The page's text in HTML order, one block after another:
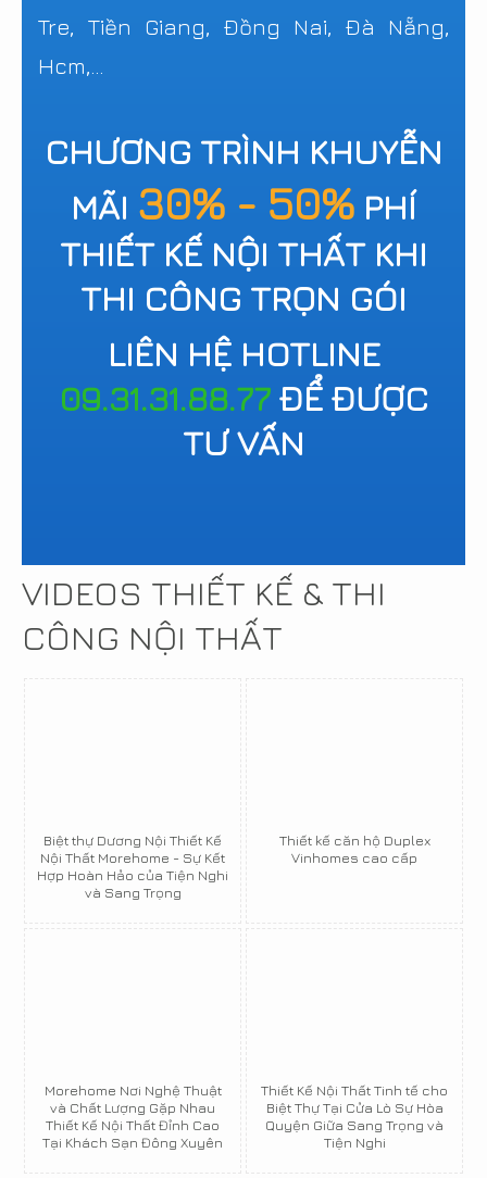
Tre, Tiền Giang, Đồng Nai, Đà Nẵng,
Hcm,...
CHƯƠNG TRÌNH KHUYỄN
MÃI 30% - 50% PHÍ
THIẾT KẾ NỘI THẤT KHI
THI CÔNG TRỌN GÓI
LIÊN HỆ HOTLINE
09.31.31.88.77ĐỂ ĐƯỢC
TƯ VẤN
VIDEOS THIẾT KẾ & THI
CÔNG NỘI THẤT
Biệt thự Dương Nội Thiết Kế
Nội Thất Morehome - Sự Kết
Hợp Hoàn Hảo của Tiện Nghi
và Sang Trọng
Thiết kế căn hộ Duplex
Vinhomes cao cấp
Morehome Nơi Nghệ Thuật
và Chất Lượng Gặp Nhau
Thiết Kế Nội Thất Đỉnh Cao
Tại Khách Sạn Đông Xuyên
Thiết Kế Nội Thất Tinh tế cho
Biệt Thự Tại Cửa Lò Sự Hòa
Quyện Giữa Sang Trọng và
Tiện Nghi